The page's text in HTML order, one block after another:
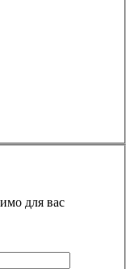
для вас